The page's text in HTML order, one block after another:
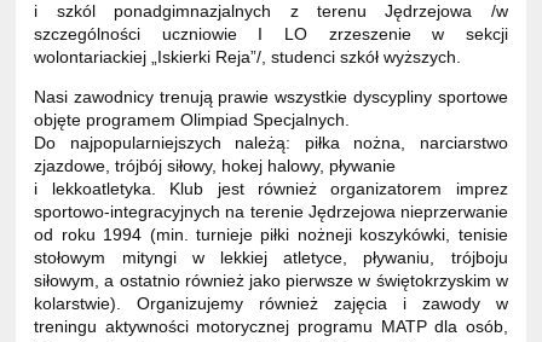
i szkól ponadgimnazjalnych z terenu Jędrzejowa /w
szczególności uczniowie I LO zrzeszenie w sekcji
wolontariackiej „Iskierki Reja”/, studenci szkół wyższych.
Nasi zawodnicy trenują prawie wszystkie dyscypliny sportowe
objęte programem Olimpiad Specjalnych.
Do najpopularniejszych należą: piłka nożna, narciarstwo
zjazdowe, trójbój siłowy, hokej halowy, pływanie
i lekkoatletyka. Klub jest również organizatorem imprez
sportowo-integracyjnych na terenie Jędrzejowa nieprzerwanie
od roku 1994 (min. turnieje piłki nożneji koszykówki, tenisie
stołowym mityngi w lekkiej atletyce, pływaniu, trójboju
siłowym, a ostatnio również jako pierwsze w świętokrzyskim w
kolarstwie). Organizujemy również zajęcia i zawody w
treningu aktywności motorycznej programu MATP dla osób,